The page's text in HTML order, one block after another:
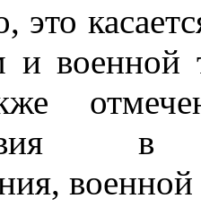
это
и военной
в